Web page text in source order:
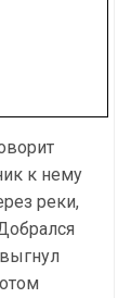
к нему
реки,